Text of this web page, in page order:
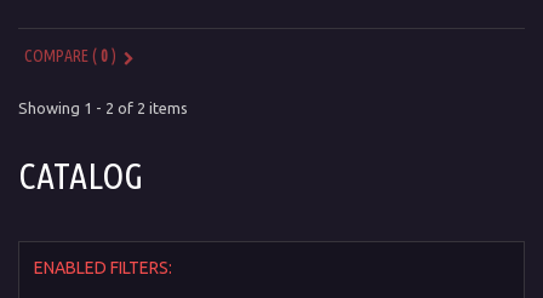
COMPARE (0)
Showing 1 - 2 of 2 items
CATALOG
ENABLED FILTERS: